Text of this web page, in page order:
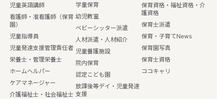
児童英語講師
看護師・准看護師（保育
園）
児童指導員
児童発達支援管理責任者
栄養士・管理栄養士
ホームヘルパー
ケアマネージャー
介護福祉士・社会福祉士
学童保育
幼児教室
ベビーシッター派遣
人材派遣・人材紹介
児童養護施設
院内保育
認定こども園
放課後等デイ・児童発達
支援
保育資格・福祉資格・介
護資格
保育士派遣
保育・子育てNews
保育園写真
保育士資格
ココキャリ